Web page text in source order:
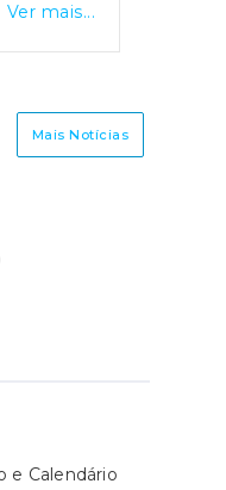
de
na
de
Posto
na
Av.
Ver mais...
Mais Notícias
e Calendário